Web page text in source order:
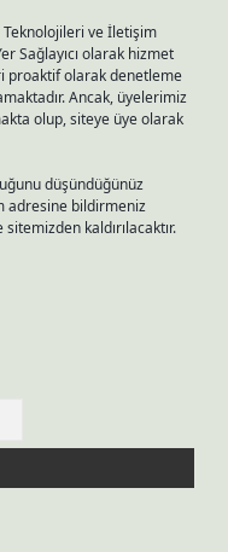
Teknolojileri ve İletişim
Sağlayıcı olarak hizmet
proaktif olarak denetleme
Ancak, üyelerimiz
olup, siteye üye olarak
düşündüğünüz
adresine bildirmeniz
kaldırılacaktır.